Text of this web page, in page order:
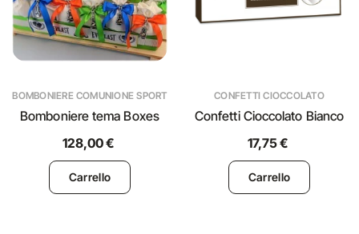
BOMBONIERE COMUNIONE SPORT
Bomboniere tema Boxes
128,00 €
Carrello
CONFETTI CIOCCOLATO
Confetti Cioccolato Bianco
17,75 €
Carrello